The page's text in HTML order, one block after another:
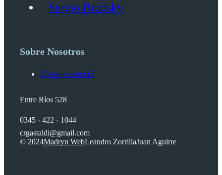
Sergio Brodsky
Sobre Nosotros
¿Quienes somos?
Entre Ríos 528
0345 - 422 - 1044
crgastaldi@gmail.com
© 2024Madryn WebLeandro ZorrillaJuan Aguirre